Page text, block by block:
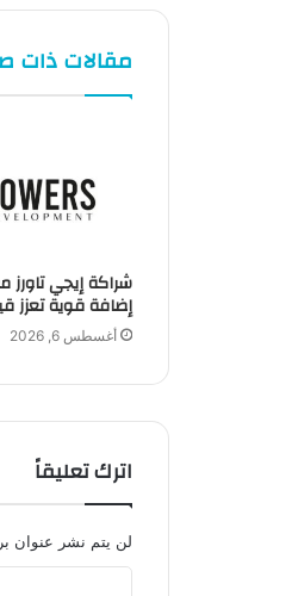
مقالات ذات
إضافة قوية تعزز
أغسطس 6, 2026
اترك تعليقاً
لن يتم نشر عنوان